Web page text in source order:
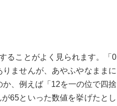
ることがよく見られます。「0
ませんが、あやふやなままに
、例えば「12を一の位で四捨
65といった数値を挙げたとし